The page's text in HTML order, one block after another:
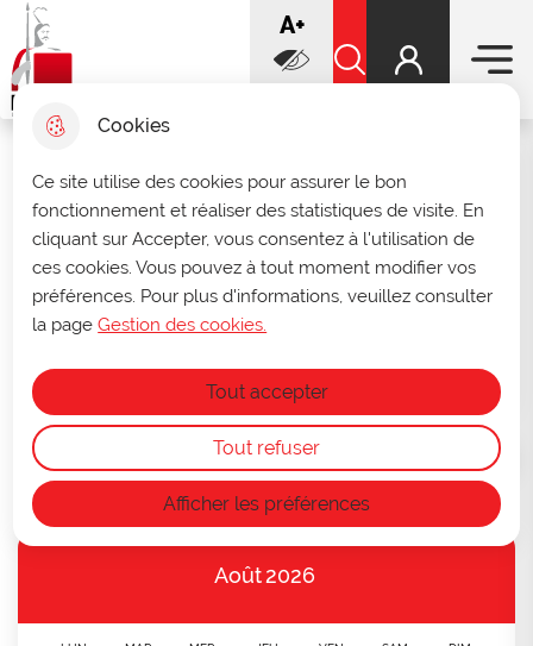
Cookies
Ce site utilise des cookies pour assurer le bon
fonctionnement et réaliser des statistiques de visite. En
cliquant sur Accepter, vous consentez à l'utilisation de
ces cookies. Vous pouvez à tout moment modifier vos
préférences. Pour plus d'informations, veuillez consulter
la pageGestion des cookies.
Afficher les préférences
Tout accepter
Tout refuser
au
menu
Aller au
contenu
principal
plan du
Infos ouverture des archives
municipales
Du 27 au 31 juillet, les archives seront
consultables uniquement sur rendez-vous
au 03 27 93 58 47ou par mail à
archives@ville-douai.fr
15 août.
Ville de Douai
decrease font
increase font
A+
Rechercher sur le
Préparer et bien vivre sa
retraite
Citoyenneté
Accueil
Août2026